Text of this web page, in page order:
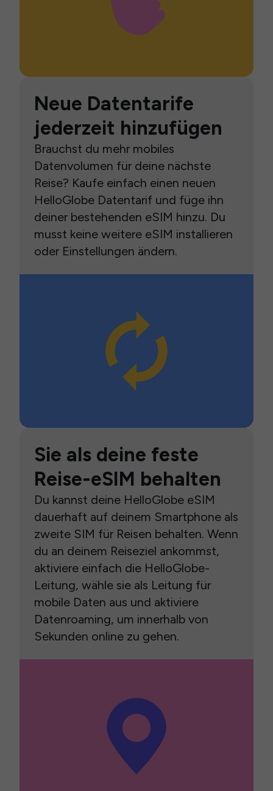
Neue Datentarife
jederzeit hinzufügen
Brauchst du mehr mobiles
Datenvolumen für deine nächste
Reise? Kaufe einfach einen neuen
HelloGlobe Datentarif und füge ihn
deiner bestehenden eSIM hinzu. Du
musst keine weitere eSIM installieren
oder Einstellungen ändern.
Sie als deine feste
Reise-eSIM behalten
Du kannst deine HelloGlobe eSIM
dauerhaft auf deinem Smartphone als
zweite SIM für Reisen behalten. Wenn
du an deinem Reiseziel ankommst,
aktiviere einfach die HelloGlobe-
Leitung, wähle sie als Leitung für
mobile Daten aus und aktiviere
Datenroaming, um innerhalb von
Sekunden online zu gehen.